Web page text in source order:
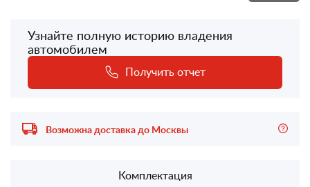
Узнайте полную историю владения
автомобилем
Получить отчет
Возможна доставка до Москвы
Комплектация